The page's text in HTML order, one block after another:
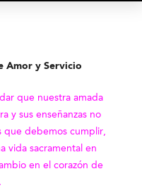
Amor y Servicio
que nuestra amada
y sus enseñanzas no
que debemos cumplir,
vida sacramental en
en el corazón de